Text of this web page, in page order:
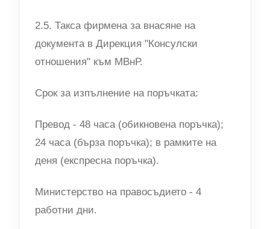
2.5. Такса фирмена за внасяне на
документа в Дирекция "Консулски
отношения" към МВнР.
Срок за изпълнение на поръчката:
Превод - 48 часа (обикновена поръчка);
24 часа (бърза поръчка); в рамките на
деня (експресна поръчка).
Министерство на правосъдието - 4
работни дни.